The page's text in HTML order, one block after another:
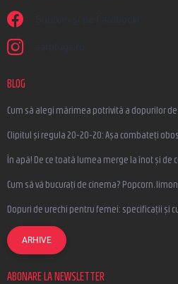
Suntem și pe Facebook!
earplugs.ro
BLOG
Cum să alegi mărimea potrivită a dopurilor
Clipitul și regula 20-20-20: Așa combateți
În apă! De ce toată lumea merge la înot și de
Cum să vă bucurați de cinema? Popcorn,
Dopuri de urechi pentru femei: specificații și
ARHIVE
ABONARE LA NEWSLETTER